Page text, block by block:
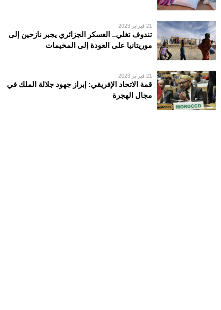
21 فبراير 2023
تندوف تغلي.. العسكر الجزائري يجبر نازحين إلى
موريتانيا على العودة إلى المخيمات
21 فبراير 2023
قمة الاتحاد الإفريقي: إبراز جهود جلالة الملك في
مجال الهجرة